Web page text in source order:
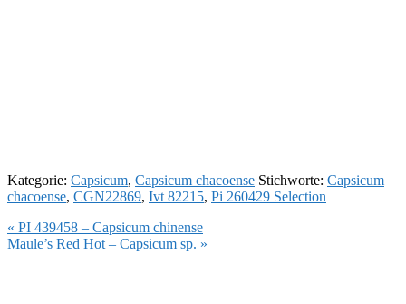
Kategorie: Capsicum, Capsicum chacoense Stichworte: Capsicum
chacoense, CGN22869, Ivt 82215, Pi 260429 Selection
Vorheriger
Beitrag:
« PI 439458 – Capsicum chinense
Nächster
Maule’s Red Hot – Capsicum sp. »